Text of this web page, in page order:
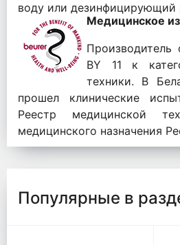
воду или дезинфицирующий
Медицинское
Производитель
BY 11 к
техники. В
прошел клинические
Реестр медицинской
медицинского назначения
Популярные в